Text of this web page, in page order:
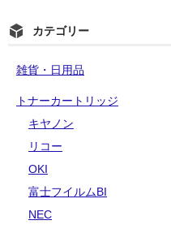
カテゴリー
雑貨・日用品
トナーカートリッジ
キヤノン
リコー
OKI
富士フイルムBI
NEC